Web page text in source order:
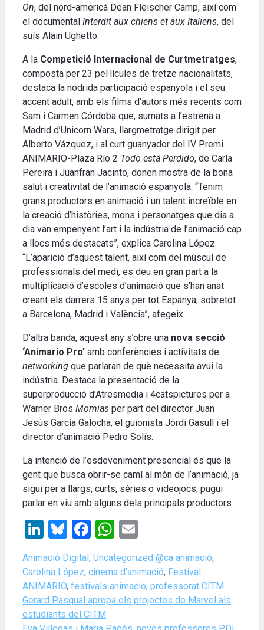
On, del nord-americà Dean Fleischer Camp, així com
el documental Interdit aux chiens et aux Italiens, del
suís Alain Ughetto.
A la Competició Internacional de Curtmetratges,
composta per 23 pel·lícules de tretze nacionalitats,
destaca la nodrida participació espanyola i el seu
accent adult, amb els films d’autors més recents com
Sam i Carmen Córdoba que, sumats a l’estrena a
Madrid d’Unicorn Wars, llargmetratge dirigit per
Alberto Vázquez, i al curt guanyador del IV Premi
ANIMARIO-Plaza Río 2 Todo está Perdido, de Carla
Pereira i Juanfran Jacinto, donen mostra de la bona
salut i creativitat de l’animació espanyola. “Tenim
grans productors en animació i un talent increïble en
la creació d’històries, mons i personatges que dia a
dia van empenyent l’art i la indústria de l’animació cap
a llocs més destacats”, explica Carolina López.
“L’aparició d’aquest talent, així com del múscul de
professionals del medi, es deu en gran part a la
multiplicació d’escoles d’animació que s’han anat
creant els darrers 15 anys per tot Espanya, sobretot
a Barcelona, ​​Madrid i València”, afegeix.
D’altra banda, aquest any s’obre una nova secció
‘Animario Pro’ amb conferències i activitats de
networking que parlaran de què necessita avui la
indústria. Destaca la presentació de la
superproducció d’Atresmedia i 4catspictures per a
Warner Bros Momias per part del director Juan
Jesús García Galocha, el guionista Jordi Gasull i el
director d’animació Pedro Solís.
La intenció de l’esdeveniment presencial és que la
gent que busca obrir-se camí al món de l’animació, ja
sigui per a llargs, curts, sèries o videojocs, pugui
parlar en viu amb alguns dels principals productors.
LinkedIn
Bluesky
Facebook
WhatsApp
Categories
Animació Digital , Uncategorized @ca Tags
animació,
Carolina López, cinema d'animació, Festival
ANIMARIO, festivals animació, professorat CITM
Gerard Pasqual apropa els projectes de Marvel als
estudiants del CITM